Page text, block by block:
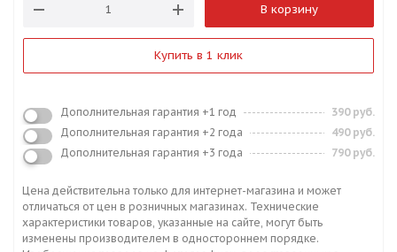
В корзину
Купить в 1 клик
Дополнительная гарантия +1 год
390 руб.
Дополнительная гарантия +2 года
490 руб.
Дополнительная гарантия +3 года
790 руб.
Цена действительна только для интернет-магазина и может
отличаться от цен в розничных магазинах. Технические
характеристики товаров, указанные на сайте, могут быть
изменены производителем в одностороннем порядке.